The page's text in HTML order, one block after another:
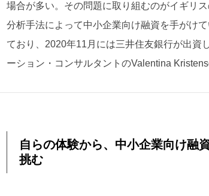
場合が多い。その問題に取り組むのがイギリ
分析手法によって中小企業向け融資を手がけ
ており、2020年11月には三井住友銀行が出資
ーション・コンサルタントのValentina
自らの体験から、中小企業向け融
挑む